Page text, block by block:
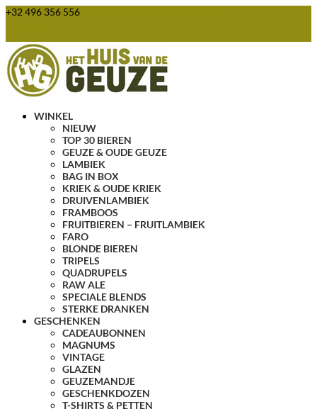
+32 496 356 556
WINKEL
NIEUW
TOP 30 BIEREN
GEUZE & OUDE GEUZE
LAMBIEK
BAG IN BOX
KRIEK & OUDE KRIEK
DRUIVENLAMBIEK
FRAMBOOS
FRUITBIEREN – FRUITLAMBIEK
FARO
BLONDE BIEREN
TRIPELS
QUADRUPELS
RAW ALE
SPECIALE BLENDS
STERKE DRANKEN
GESCHENKEN
CADEAUBONNEN
MAGNUMS
VINTAGE
GLAZEN
GEUZEMANDJE
GESCHENKDOZEN
T-SHIRTS & PETTEN